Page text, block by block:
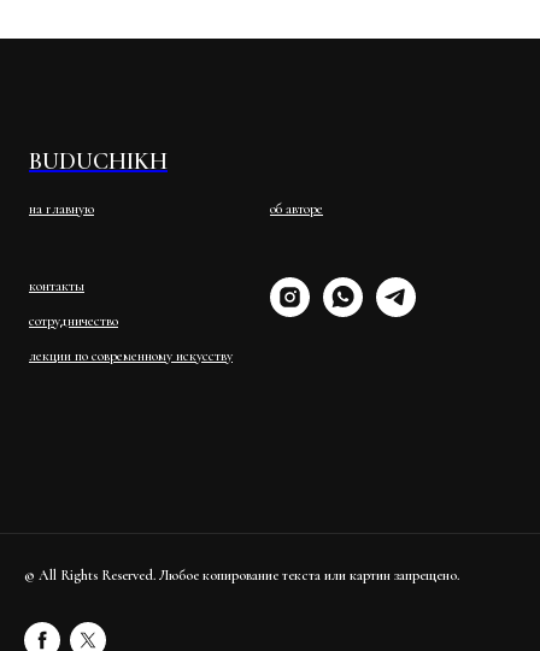
BUDUCHIKH
на главную об авторе
контакты
сотрудничество
лекции по современному искусству
© All Rights Reserved. Любое копирование текста или картин запрещено.